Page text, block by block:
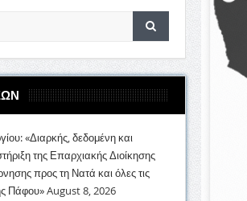
«Διαρκής, δεδομένη και
της Επαρχιακής Διοίκησης
προς τη Νατά και όλες τις
Πάφου»August 8, 2026